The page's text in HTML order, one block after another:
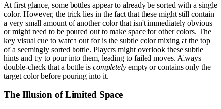
At first glance, some bottles appear to already be sorted with a single
color. However, the trick lies in the fact that these might still contain
a very small amount of another color that isn't immediately obvious
or might need to be poured out to make space for other colors. The
key visual cue to watch out for is the subtle color mixing at the top
of a seemingly sorted bottle. Players might overlook these subtle
hints and try to pour into them, leading to failed moves. Always
double-check that a bottle is completely empty or contains only the
target color before pouring into it.
The Illusion of Limited Space